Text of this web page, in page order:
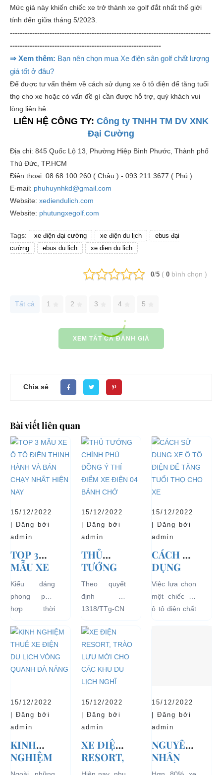
Mức giá này khiến chiếc xe trở thành xe golf đắt nhất thế giới
tính đến giữa tháng 5/2023.
---------------------------------------------------------------------------------
-------------------------------------------------------------
⇒ Xem thêm: Bạn nên chọn mua Xe điện sân golf chất lượng
giá tốt ở đâu?
Để được tư vấn thêm về cách sử dụng xe ô tô điện để tăng tuổi
thọ cho xe hoặc có vấn đề gì cần được hỗ trợ, quý khách vui
lòng liên hệ:
LIÊN HỆ CÔNG TY: Công ty TNHH TM DV XNK
Đại Cường
Địa chỉ: 845 Quốc Lộ 13, Phường Hiệp Bình Phước, Thành phố
Thủ Đức, TP.HCM
Điện thoại: 08 68 100 260 ( Châu ) - 093 211 3677 ( Phú )
E-mail: phuhuynhkd@gmail.com
Website: xediendulich.com
Website: phutungxegolf.com
Tags: xe điện đại cường xe điện du lịch
ebus đại
cường
ebus du lich xe dien du lich
0/5 ( 0 bình chọn )
Tất cả 1 2 3 4 5
XEM TẤT CẢ ĐÁNH GIÁ
Chia sẻ
Bài viết liên quan
15/12/2022
| Đăng bởi
admin
TOP 3
MẪU XE
Ô TÔ
ĐIỆN
THỊNH
HÀNH VÀ
BÁN
CHẠY
NHẤT
HIỆN
Kiểu dáng
phong phú,
hợp thời
dàng sử dụng
mà thân thiện
với môi
trường, đặc
những ưu...
15/12/2022
| Đăng bởi
admin
THỦ
TƯỚNG
CHÍNH
PHỦ
ĐỒNG Ý
ĐIỂM XE
ĐIỆN 04
BÁNH
CHỞ
KHÁCH
TẠI CÁC
KHU VỰC
HẠN
CHẾ
Theo quyết
định số
1318/TTg-CN
27/09/2018,
Thủ tướng
Chính phủ đã
đồng ý việc
thí điểm việc
chạy bằng
điện...
15/12/2022
| Đăng bởi
admin
CÁCH SỬ
DỤNG
XE Ô TÔ
ĐIỆN ĐỂ
TĂNG
TUỔI
Việc lựa chọn
một chiếc xe
ô tô điện chất
15/12/2022
| Đăng bởi
admin
KINH
NGHIỆM
THUÊ XE
15/12/2022
| Đăng bởi
admin
XE ĐIỆN
RESORT,
TRÀO
15/12/2022
| Đăng bởi
admin
NGUYÊN
NHÂN
KHIẾN